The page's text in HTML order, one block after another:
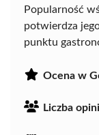
Popularność
potwierdza
punktu
Ocena w
Liczba